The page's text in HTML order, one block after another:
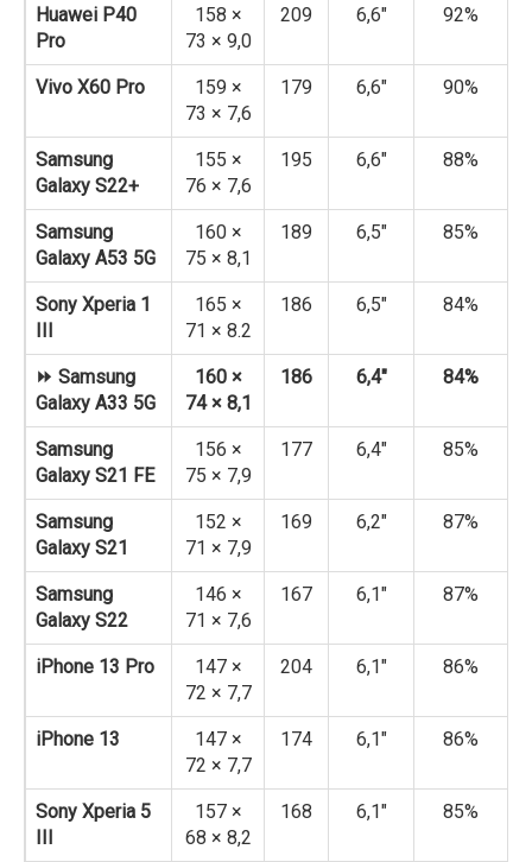
Huawei P40
Pro
158 ×
73 × 9,0
209 6,6″ 92%
Vivo X60 Pro
159 ×
73 × 7,6
179 6,6″ 90%
Samsung
Galaxy S22+
155 ×
76 × 7,6
195 6,6″ 88%
Samsung
Galaxy A53 5G
160 ×
75 × 8,1
189 6,5″ 85%
Sony Xperia 1
III
165 ×
71 × 8.2
186 6,5″ 84%
⏩ Samsung
Galaxy A33 5G
160 ×
74 × 8,1
186 6,4″ 84%
Samsung
Galaxy S21 FE
156 ×
75 × 7,9
177 6,4″ 85%
Samsung
Galaxy S21
152 ×
71 × 7,9
169 6,2″ 87%
Samsung
Galaxy S22
146 ×
71 × 7,6
167 6,1″ 87%
iPhone 13 Pro
147 ×
72 × 7,7
204 6,1″ 86%
iPhone 13
147 ×
72 × 7,7
174 6,1″ 86%
Sony Xperia 5
III
157 ×
68 × 8,2
168 6,1″ 85%